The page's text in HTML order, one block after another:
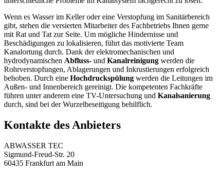
Wenn es Wasser im Keller oder eine Verstopfung im Sanitärbereich
gibt, stehen die versierten Mitarbeiter des Fachbetriebs Ihnen gerne
mit Rat und Tat zur Seite. Um mögliche Hindernisse und
Beschädigungen zu lokalisieren, führt das motivierte Team
Kanalortung durch. Dank der elektromechanischen und
hydrodynamischen Abfluss- und Kanalreinigung werden die
Rohrverstopfungen, Ablagerungen und Inkrustierungen erfolgreich
behoben. Durch eine Hochdruckspülung werden die Leitungen im
Außen- und Innenbereich gereinigt. Die kompetenten Fachkräfte
führen unter anderem eine TV-Untersuchung und Kanalsanierung
durch, sind bei der Wurzelbeseitigung behilflich.
Kontakte des Anbieters
ABWASSER TEC
Sigmund-Freud-Str. 20
60435 Frankfurt am Main